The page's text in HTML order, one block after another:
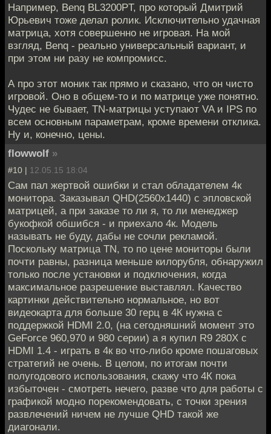
Например, Benq BL3200PT, про который Дмитрий
Юрьевич тоже делал ролик. Исключительно удачная
матрица, хотя совершенно не игровая. На мой
взгляд, Benq - реально универсальный вариант, и
при этом ни разу не компромисс.
А про этот моник так прямо и сказано, что он чисто
игровой. Оно в общем-то и по матрице уже понятно.
Чудес не бывает, TN-матрицы уступают VA и IPS по
всем основным параметрам, кроме времени отклика.
Ну и, конечно, цены.
flowwolf »
#10 | 12.05.15 18:04
Сам пал жертвой ошибки и стал обладателем 4к
монитора. Заказывал QHD(2560х1440) с эпловской
матрицей, а при заказе то ли я, то ли менеджер
букофкой обшибся - и приехало 4к. Модель
называть не буду, дабы не сочли рекламой.
Поскольку матрица TN, то по цене мониторы были
почти равны, разница меньше килорубля, обнаружил
только после установки и подключения, когда
максимальное разрешение выставлял. Качество
картинки действительно нормальное, но вот
видеокарта для больше 30 герц в 4К нужна с
поддержкой HDMI 2.0, (на сегодняшний момент это
GeForce 960,970 и 980 серии) а я купил R9 280X с
HDMI 1.4 - играть в 4к во что-либо кроме пошаговых
стратегий не очень. В целом, по итогам почти
полугодового использования, скажу что 4К пока
избыточен - смотреть нечего, разве что для работы с
графикой модно порекомендовать, с точки зрения
развлечений ничем не лучше QHD такой же
диагонали.